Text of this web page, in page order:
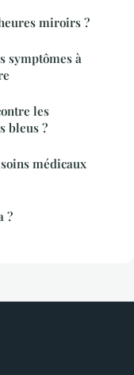
miroirs ?
symptômes à
les
bleus ?
médicaux
?